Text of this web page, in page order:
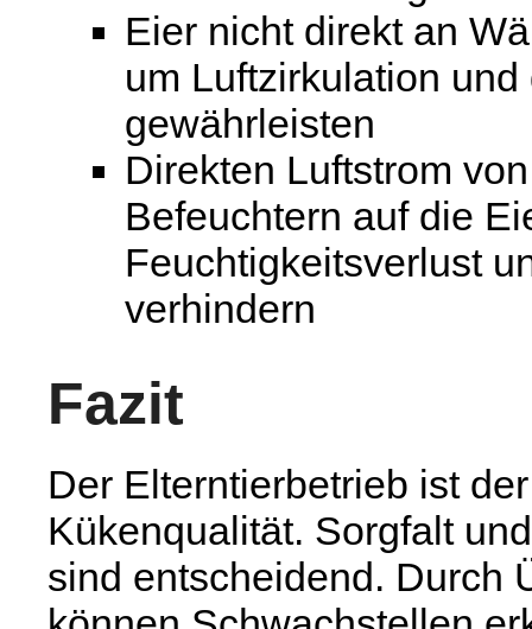
Eier nicht direkt an
um Luftzirkulation
gewährleisten
Direkten Luftstrom
Befeuchtern auf die
Feuchtigkeitsverlust
verhindern
Fazit
Der Elterntierbetrieb ist
Kükenqualität. Sorgfalt
sind entscheidend. Durch